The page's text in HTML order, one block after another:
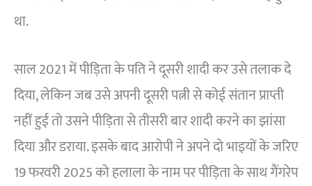
था.
साल 2021 में पीड़िता के पति ने दूसरी शादी कर उसे तलाक दे
दिया, लेकिन जब उसे अपनी दूसरी पत्नी से कोई संतान प्राप्ती
नहीं हुई तो उसने पीड़िता से तीसरी बार शादी करने का झांसा
दिया और डराया. इसके बाद आरोपी ने अपने दो भाइयों के जरिए
19 फरवरी 2025 को हलाला के नाम पर पीड़िता के साथ गैंगरेप